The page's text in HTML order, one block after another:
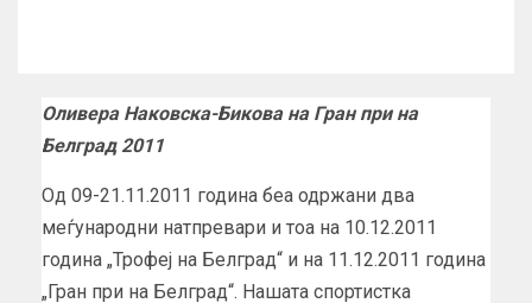
Оливера Наковска-Бикова на Гран при на
Белград 2011
Од 09-21.11.2011 година беа одржани два
меѓународни натпревари и тоа на 10.12.2011
година „Трофеј на Белград“ и на 11.12.2011 година
„Гран при на Белград“. Нашата спортистка